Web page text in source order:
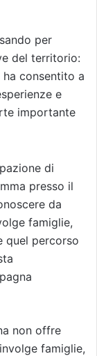
per
del territorio:
consentito a
e
importante
di
presso il
da
famiglie,
quel percorso
non offre
famiglie,